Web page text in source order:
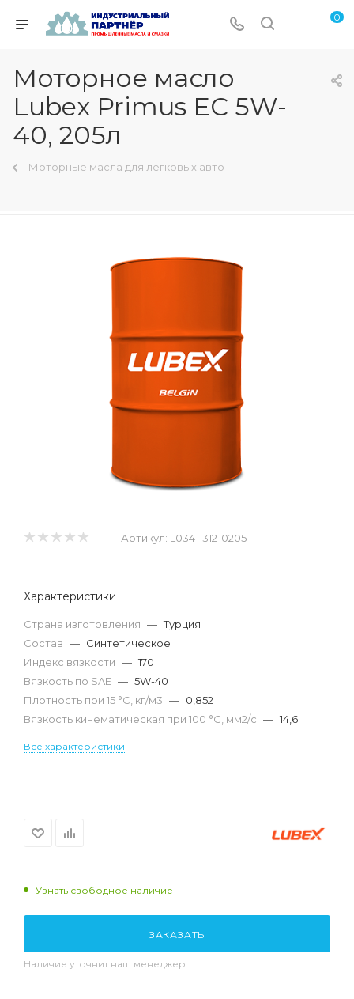
0
Моторное масло
Lubex Primus EC 5W-
40, 205л
Моторные масла для легковых авто
Артикул: L034-1312-0205
Характеристики
Страна изготовления — Турция
Состав — Синтетическое
Индекс вязкости — 170
Вязкость по SAE — 5W-40
Плотность при 15 °С, кг/м3 — 0,852
Вязкость кинематическая при 100 °С, мм2/с — 14,6
Все характеристики
Узнать свободное наличие
ЗАКАЗАТЬ
Наличие уточнит наш менеджер